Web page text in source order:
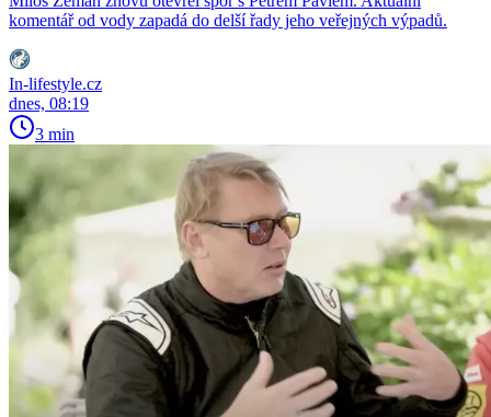
komentář od vody zapadá do delší řady jeho veřejných výpadů.
In-lifestyle.cz
dnes, 08:19
3 min